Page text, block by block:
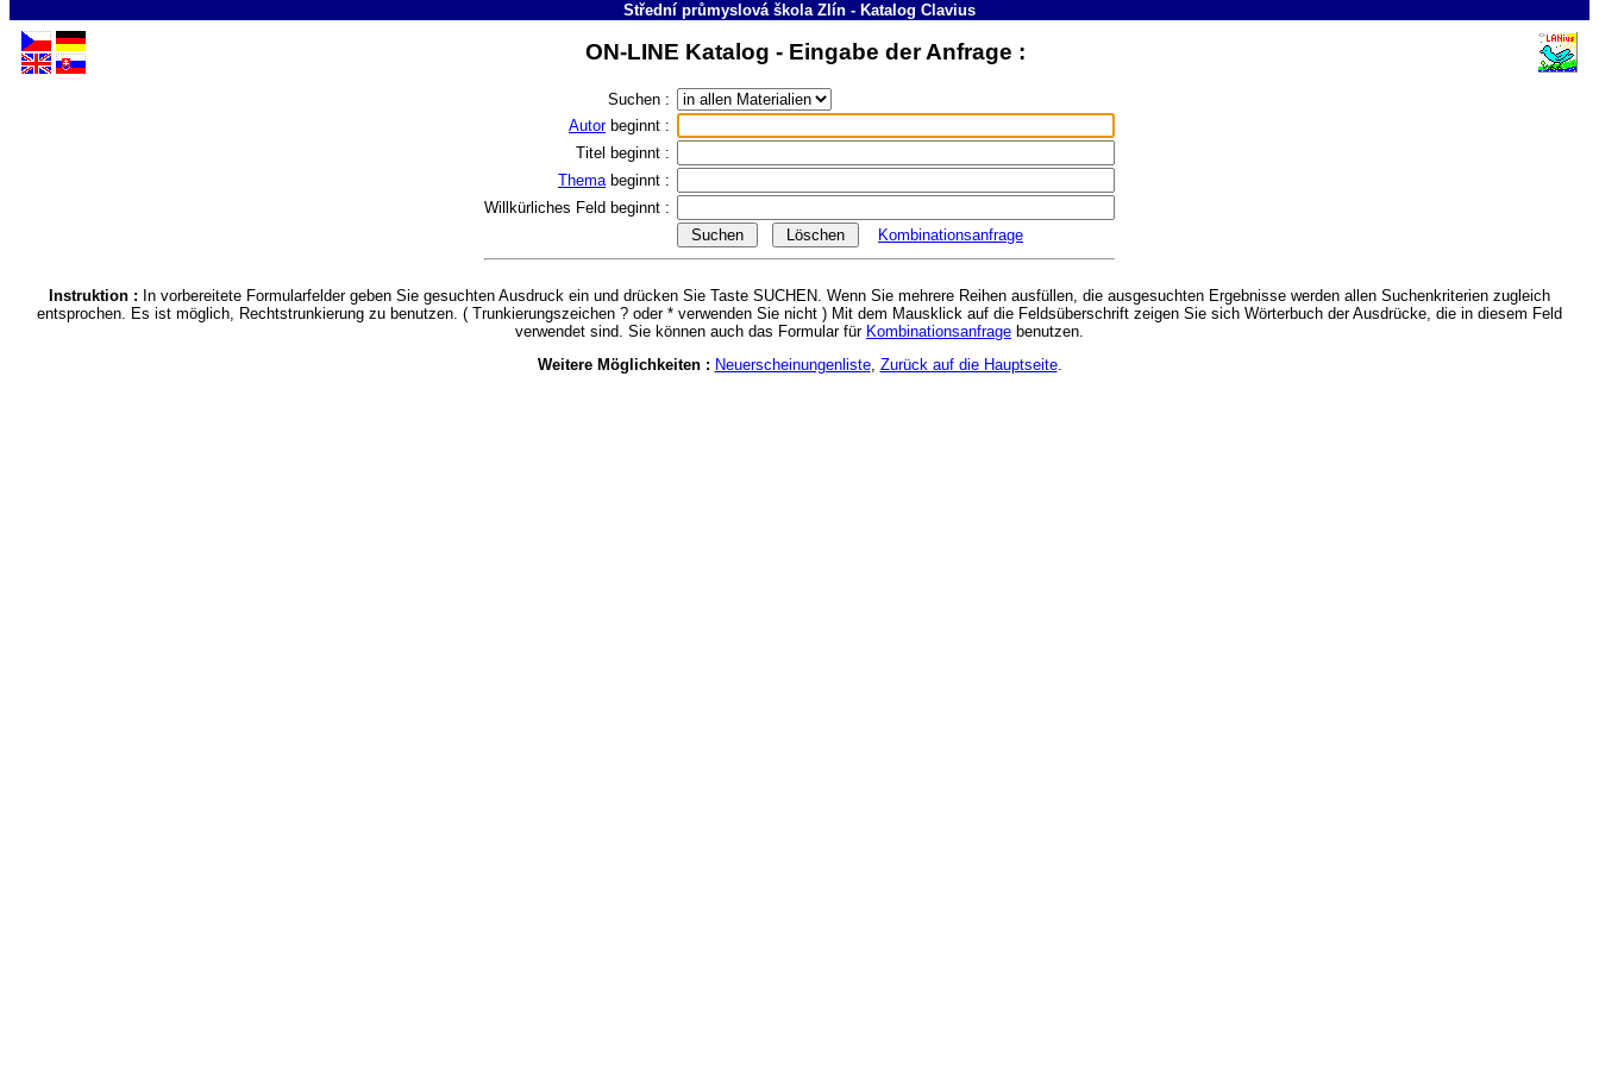
Střední průmyslová škola Zlín - Katalog Clavius
ON-LINE Katalog - Eingabe der Anfrage :
Suchen :
Autor beginnt :
Titel beginnt :
Thema beginnt :
Willkürliches Feld beginnt :
Kombinationsanfrage
Instruktion : In vorbereitete Formularfelder geben Sie gesuchten Ausdruck ein und drücken Sie Taste SUCHEN. Wenn Sie mehrere Reihen ausfüllen, die ausgesuchten Ergebnisse werden allen Suchenkriterien zugleich
entsprochen. Es ist möglich, Rechtstrunkierung zu benutzen. ( Trunkierungszeichen ? oder * verwenden Sie nicht ) Mit dem Mausklick auf die Feldsüberschrift zeigen Sie sich Wörterbuch der Ausdrücke, die in diesem Feld
verwendet sind. Sie können auch das Formular für Kombinationsanfrage benutzen.
Weitere Möglichkeiten : Neuerscheinungenliste, Zurück auf die Hauptseite.